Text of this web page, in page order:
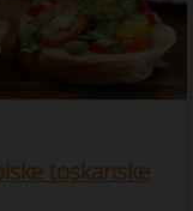
toskanske